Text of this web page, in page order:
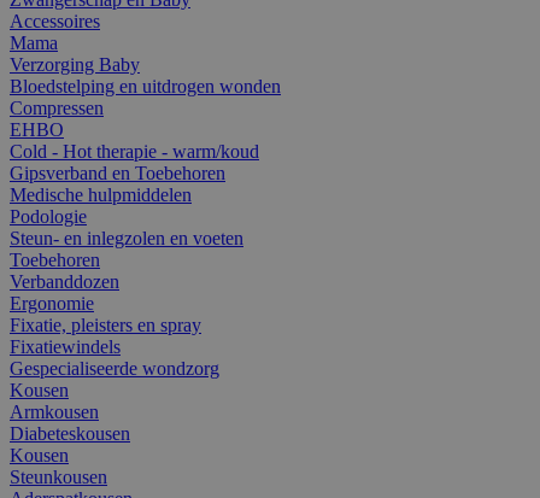
Accessoires
Mama
Verzorging Baby
Bloedstelping en uitdrogen wonden
Compressen
EHBO
Cold - Hot therapie - warm/koud
Gipsverband en Toebehoren
Medische hulpmiddelen
Podologie
Steun- en inlegzolen en voeten
Toebehoren
Verbanddozen
Ergonomie
Fixatie, pleisters en spray
Fixatiewindels
Gespecialiseerde wondzorg
Kousen
Armkousen
Diabeteskousen
Kousen
Steunkousen